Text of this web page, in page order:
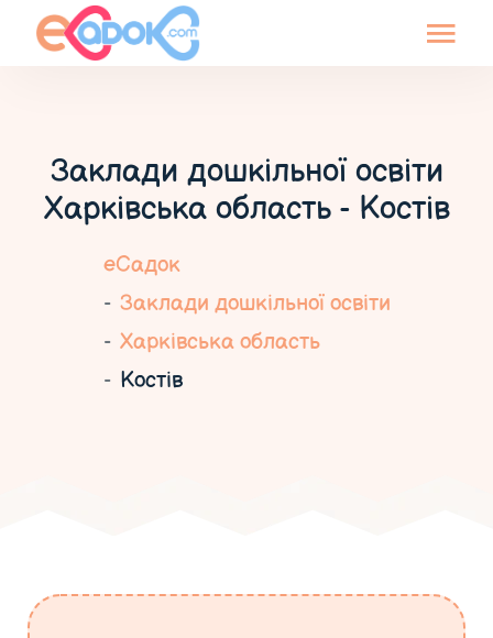
Заклади дошкільної освіти
Харківська область - Костів
еСадок
Заклади дошкільної освіти
Харківська область
Костів